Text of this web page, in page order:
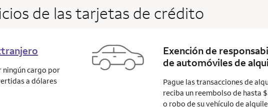
de las tarjetas de crédito
ningún cargo por
a dólares
Exención de
de automóviles de
Pague las transacciones de
reciba un reembolso de hasta
o robo de su vehículo de